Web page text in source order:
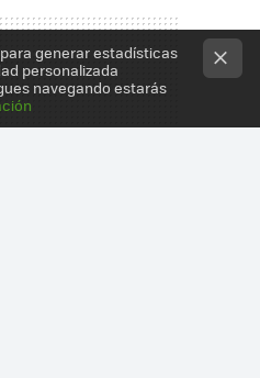
generar estadísticas
personalizada
navegando estarás